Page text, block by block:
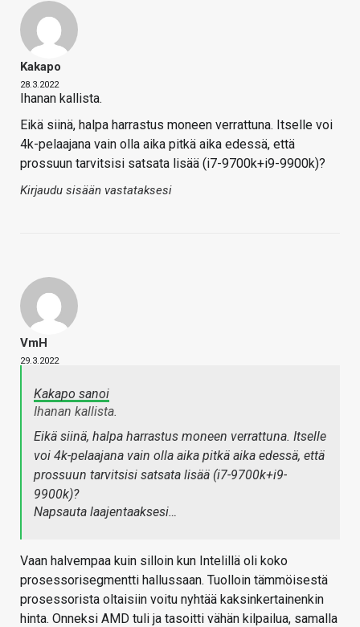
Kakapo
28.3.2022
Ihanan kallista.
Eikä siinä, halpa harrastus moneen verrattuna. Itselle voi
4k-pelaajana vain olla aika pitkä aika edessä, että
prossuun tarvitsisi satsata lisää (i7-9700k+i9-9900k)?
Kirjaudu sisään vastataksesi
VmH
29.3.2022
Kakapo sanoi
Ihanan kallista.
Eikä siinä, halpa harrastus moneen verrattuna. Itselle
voi 4k-pelaajana vain olla aika pitkä aika edessä, että
prossuun tarvitsisi satsata lisää (i7-9700k+i9-
9900k)?
Napsauta laajentaaksesi…
Vaan halvempaa kuin silloin kun Intelillä oli koko
prosessorisegmentti hallussaan. Tuolloin tämmöisestä
prosessorista oltaisiin voitu nyhtää kaksinkertainenkin
hinta. Onneksi AMD tuli ja tasoitti vähän kilpailua, samalla